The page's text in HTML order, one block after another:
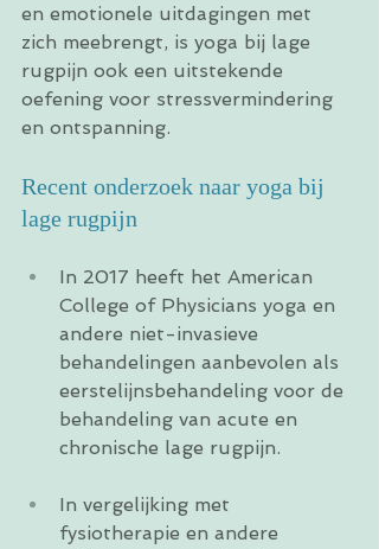
en emotionele uitdagingen met
zich meebrengt, is yoga bij lage
rugpijn ook een uitstekende
oefening voor stressvermindering
en ontspanning.
Recent onderzoek naar yoga bij
lage rugpijn
In 2017 heeft het American
College of Physicians yoga en
andere niet-invasieve
behandelingen aanbevolen als
eerstelijnsbehandeling voor de
behandeling van acute en
chronische lage rugpijn.
In vergelijking met
fysiotherapie en andere